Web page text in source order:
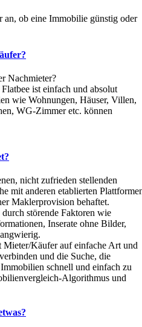
an, ob eine Immobilie günstig oder
Nachmieter?
ist einfach und absolut
wie Wohnungen, Häuser, Villen,
WG-Zimmer etc. können
nicht zufrieden stellenden
mit anderen etablierten
Maklerprovision behaftet.
störende Faktoren wie
Inserate ohne Bilder,
Mieter/Käufer auf einfache Art und
und die Suche, die
schnell und einfach zu
Algorithmus und